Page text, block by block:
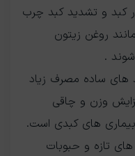
کبد و تشدید کبد چرب
روغن زیتون
.
ساده مصرف زیاد
وزن و چاقی
های کبدی است.
تازه و حبوبات